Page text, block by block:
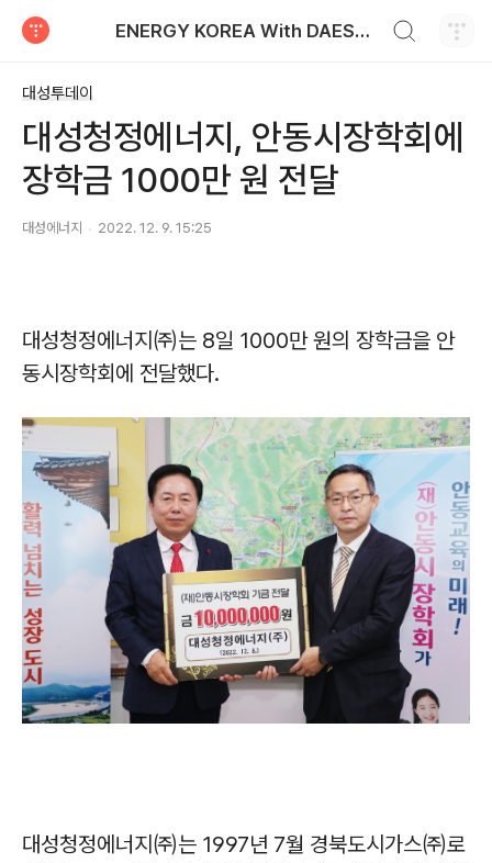
ENERGY KOREA With DAESUNG ENERGY
대성투데이
대성청정에너지, 안동시장학회에
장학금 1000만 원 전달
대성에너지 2022. 12. 9. 15:25
대성청정에너지㈜는 8일 1000만 원의 장학금을 안
동시장학회에 전달했다.
대성청정에너지㈜는 1997년 7월 경북도시가스㈜로